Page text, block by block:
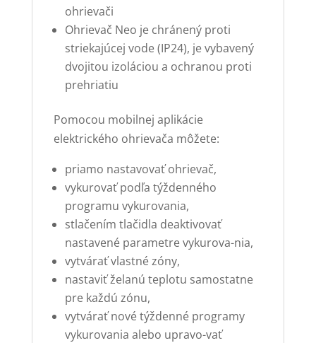
ohrievači
Ohrievač Neo je chránený proti
striekajúcej vode (IP24), je vybavený
dvojitou izoláciou a ochranou proti
prehriatiu
Pomocou mobilnej aplikácie
elektrického ohrievača môžete:
priamo nastavovať ohrievač,
vykurovať podľa týždenného
programu vykurovania,
stlačením tlačidla deaktivovať
nastavené parametre vykurova-nia,
vytvárať vlastné zóny,
nastaviť želanú teplotu samostatne
pre každú zónu,
vytvárať nové týždenné programy
vykurovania alebo upravo-vať